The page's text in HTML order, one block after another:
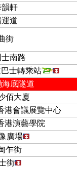
韻軒
道
街
南路
士轉乘站
海底隧道
佰大廈
港會議展覽中心
港演藝學院
廣場
乍街
街